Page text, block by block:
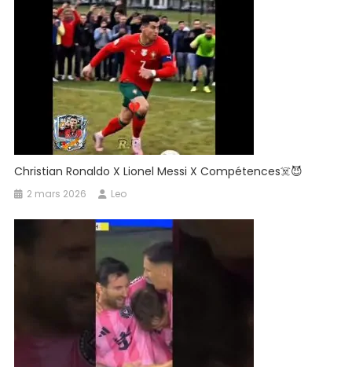
Christian Ronaldo X Lionel Messi X Compétences☠️😈
2 mars 2026 Leo